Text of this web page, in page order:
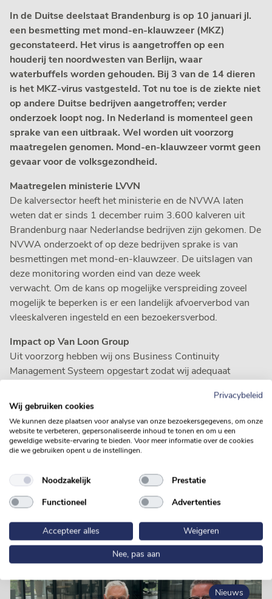
In de Duitse deelstaat Brandenburg is op 10 januari jl.
een besmetting met mond-en-klauwzeer (MKZ)
geconstateerd. Het virus is aangetroffen op een
houderij ten noordwesten van Berlijn, waar
waterbuffels worden gehouden. Bij 3 van de 14 dieren
is het MKZ-virus vastgesteld. Tot nu toe is de ziekte niet
op andere Duitse bedrijven aangetroffen; verder
onderzoek loopt nog. In Nederland is momenteel geen
sprake van een uitbraak. Wel worden uit voorzorg
maatregelen genomen. Mond-en-klauwzeer vormt geen
gevaar voor de volksgezondheid.
Maatregelen ministerie LVVN
De kalversector heeft het ministerie en de NVWA laten
weten dat er sinds 1 december ruim 3.600 kalveren uit
Brandenburg naar Nederlandse bedrijven zijn gekomen. De
NVWA onderzoekt of op deze bedrijven sprake is van
besmettingen met mond-en-klauwzeer. De uitslagen van
deze monitoring worden eind van deze week
verwacht. Om de kans op mogelijke verspreiding zoveel
mogelijk te beperken is er een landelijk afvoerverbod van
vleeskalveren ingesteld en een bezoekersverbod.
Impact op Van Loon Group
Uit voorzorg hebben wij ons Business Continuity
Management Systeem opgestart zodat wij adequaat
onderzoek bekend zijn. Daarnaast staan wij momenteel in
nauw contact met diverse instanties waaronder Centrale
Organisatie Vleessector (COV) en zullen wij uiteraard -
indien nodig- voorgestelde protocollen volgen. Onze
klanten & leveranciers zijn inmiddels ook geïnformeerd.
Ook interessant voor u
Nieuws
Privacybeleid
Wij gebruiken cookies
We kunnen deze plaatsen voor analyse van onze bezoekersgegevens, om onze
website te verbeteren, gepersonaliseerde inhoud te tonen en om u een
geweldige website-ervaring te bieden. Voor meer informatie over de cookies
die we gebruiken opent u de instellingen.
Noodzakelijk
Prestatie
Functioneel
Advertenties
Accepteer alles
Weigeren
Nee, pas aan